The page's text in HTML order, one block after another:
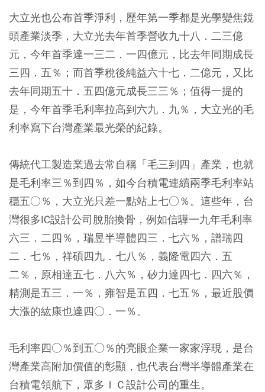
大立光也公布首季淨利，歷年第一季都是光學變焦鏡
頭產業淡季，大立光去年首季營收九十八．二三億
元，今年首季達一三二．一四億元，比去年同期成長
三四．五％；而首季稅後純益六十七．二億元，又比
去年同期五十．五四億元成長三三％；值得一提的
是，今年首季毛利率拉高到六九．九％，大立光的毛
利率寫下台灣產業最光榮的紀錄。
傳統代工製造業過去常自稱「毛三到四」產業，也就
是毛利率三％到四％，如今台積電連續兩季毛利率站
穩五○％，大立光只差一點站上七○％。這些年，台
灣很多IC設計公司脫胎換骨，例如信驊一九年毛利率
六三．二四％，瑞昱半導體四三．七六％，譜瑞四
二．七％，祥碩四九．七八％，義隆電四六．五
二％，原相達五七．八六％，矽力達四七．四六％，
精測是五三．一％，雍智是五四．七五％，最近股價
大漲的紘康也達四○．一％。
毛利率四○％到五○％的亮眼企業一家家浮現，是台
灣產業高附加價值的彰顯，也代表台灣半導體產業在
台積電領航下，眾多ＩＣ設計公司的重生。